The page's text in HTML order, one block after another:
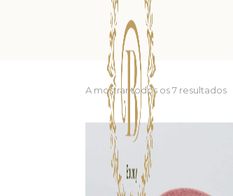
A mostrar todos os 7 resultados